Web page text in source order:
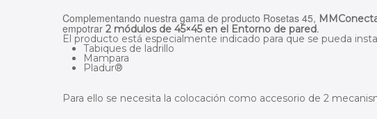
Complementando nuestra gama de producto Rosetas 45,
empotrar 2 módulos de 45×45 en el Entorno de pared.
El producto está especialmente indicado para que se pueda
Tabiques de ladrillo
Mampara
Pladur®
Para ello se necesita la colocación como accesorio de 2